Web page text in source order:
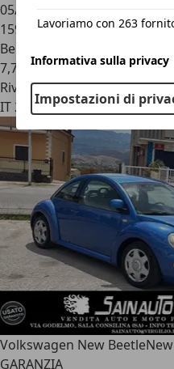
05/2004
159.900 km
Benzina
7,7 l/100 km (comb.)
Rivenditore
IT 20058Badile Di Zibido
Volkswagen New Beetle
GARANZIA
Lavoriamo con 263
Informativa sulla privacy
Impostazioni di